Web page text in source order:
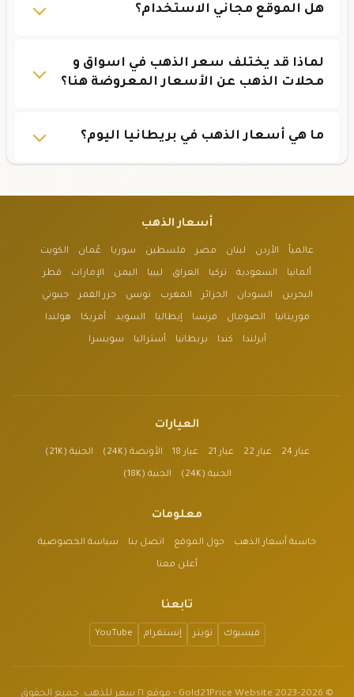
هل الموقع مجاني الاستخدام؟
لماذا قد يختلف سعر الذهب في اسواق و
محلات الذهب عن الأسعار المعروضة هنا؟
ما هي أسعار الذهب في بريطانيا اليوم؟
أسعار الذهب
عالمياً الأردن لبنان مصر فلسطين سوريا عُمان الكويت
ألمانيا السعودية تركيا العراق ليبيا اليمن الإمارات قطر
البحرين السودان الجزائر المغرب تونس جزر القمر جيبوتي
موريتانيا الصومال فرنسا إيطاليا السويد أمريكا هولندا
أيرلندا كندا بريطانيا أستراليا سويسرا
العيارات
عيار 24 عيار 22 عيار 21 عيار 18 الأونصة (24K) الجنية (21K)
الجنية (24K) الجنية (18K)
معلومات
حاسبة أسعار الذهب حول الموقع اتصل بنا سياسة الخصوصية
أعلن معنا
تابعنا
فيسبوك تويتر إنستغرام YouTube
© 2023-2026 Gold21Price Website - موقع ٢١ سعر للذهب. جميع الحقوق